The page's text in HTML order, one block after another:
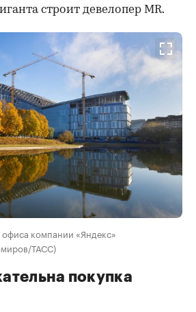
строит девелопер MR.
компании «Яндекс»
ТАСС)
покупка